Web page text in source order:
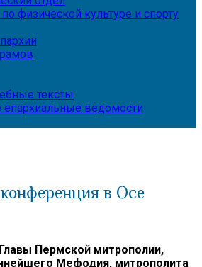
физической культуре и спорту
тексты
ведомости
в Осе
Пермской митрополии,
Мефодия, митрополита